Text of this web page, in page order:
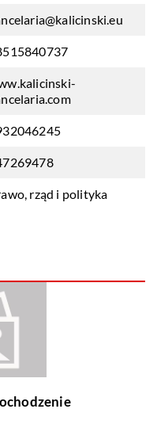
rząd i polityka